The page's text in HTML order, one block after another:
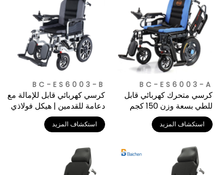
BC-ES6003-A
كرسي متحرك كهربائي قابل
للطي بسعة وزن 150 كجم
استكشاف المزيد
BC-ES6003-B
كرسي كهربائي قابل للإمالة مع
دعامة للقدمين | هيكل فولاذي
قوي للاستخدام اليومي
استكشاف المزيد